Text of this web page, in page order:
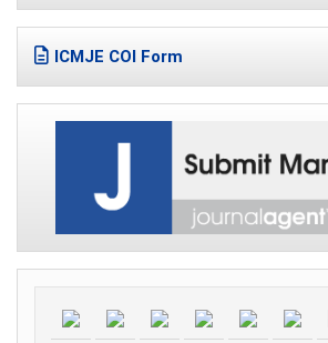
ICMJE COI Form